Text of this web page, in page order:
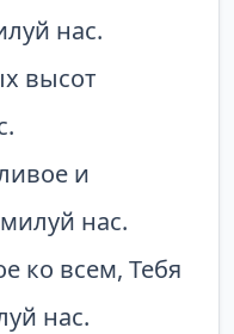
нас.
высот
и
нас.
ко всем, Тебя
нас.